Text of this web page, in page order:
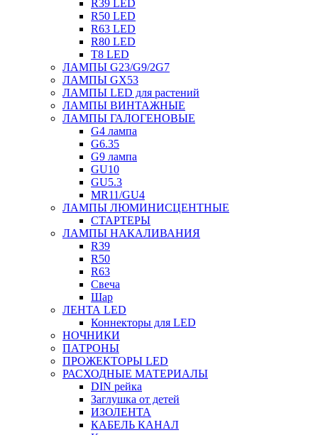
R39 LED
R50 LED
R63 LED
R80 LED
T8 LED
ЛАМПЫ G23/G9/2G7
ЛАМПЫ GX53
ЛАМПЫ LED для растений
ЛАМПЫ ВИНТАЖНЫЕ
ЛАМПЫ ГАЛОГЕНОВЫЕ
G4 лампа
G6.35
G9 лампа
GU10
GU5.3
MR11/GU4
ЛАМПЫ ЛЮМИНИСЦЕНТНЫЕ
СТАРТЕРЫ
ЛАМПЫ НАКАЛИВАНИЯ
R39
R50
R63
Свеча
Шар
ЛЕНТА LED
Коннекторы для LED
НОЧНИКИ
ПАТРОНЫ
ПРОЖЕКТОРЫ LED
РАСХОДНЫЕ МАТЕРИАЛЫ
DIN рейка
Заглушка от детей
ИЗОЛЕНТА
КАБЕЛЬ КАНАЛ